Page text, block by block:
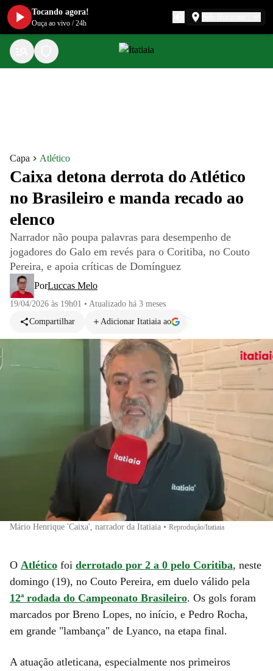
Capa Atlético
Caixa detona derrota do Atlético
no Brasileiro e manda recado ao
elenco
Narrador não poupa palavras para desempenho de
jogadores do Galo em revés para o Coritiba, no Couto
Pereira, e apoia críticas de Domínguez
PorLuccas Melo
19/04/2026 às 19h01 • Atualizado há 3 meses
Compartilhar
Adicionar Itatiaia ao
Mário Henrique 'Caixa', narrador da Itatiaia • Reprodução/Itatiaia
O Atlético foi derrotado por 2 a 0 pelo Coritiba, neste
domingo (19), no Couto Pereira, em duelo válido pela
12ª rodada do Campeonato Brasileiro. Os gols foram
marcados por Breno Lopes, no início, e Pedro Rocha,
em grande "lambança" de Lyanco, na etapa final.
A atuação atleticana, especialmente nos primeiros
Tocando agora!
Ouça ao vivo /24h